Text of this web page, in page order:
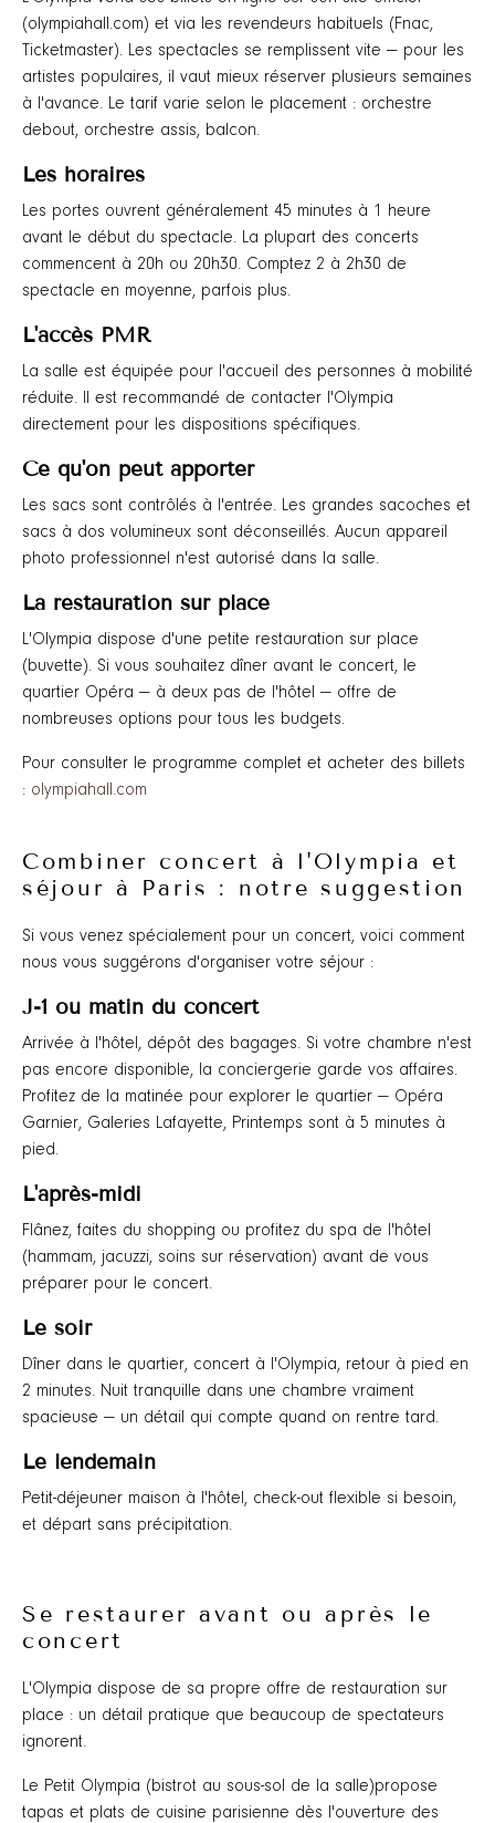
(olympiahall.com) et via les revendeurs habituels (Fnac,
Ticketmaster). Les spectacles se remplissent vite — pour les
artistes populaires, il vaut mieux réserver plusieurs semaines
à l'avance. Le tarif varie selon le placement : orchestre
debout, orchestre assis, balcon.
Les horaires
Les portes ouvrent généralement 45 minutes à 1 heure
avant le début du spectacle. La plupart des concerts
commencent à 20h ou 20h30. Comptez 2 à 2h30 de
spectacle en moyenne, parfois plus.
L'accès PMR
La salle est équipée pour l'accueil des personnes à mobilité
réduite. Il est recommandé de contacter l'Olympia
directement pour les dispositions spécifiques.
Ce qu'on peut apporter
Les sacs sont contrôlés à l'entrée. Les grandes sacoches et
sacs à dos volumineux sont déconseillés. Aucun appareil
photo professionnel n'est autorisé dans la salle.
La restauration sur place
L'Olympia dispose d'une petite restauration sur place
(buvette). Si vous souhaitez dîner avant le concert, le
quartier Opéra — à deux pas de l'hôtel — offre de
nombreuses options pour tous les budgets.
Pour consulter le programme complet et acheter des billets
: olympiahall.com
Combiner concert à l'Olympia et
séjour à Paris : notre suggestion
Si vous venez spécialement pour un concert, voici comment
nous vous suggérons d'organiser votre séjour :
J-1 ou matin du concert
Arrivée à l'hôtel, dépôt des bagages. Si votre chambre n'est
pas encore disponible, la conciergerie garde vos affaires.
Profitez de la matinée pour explorer le quartier — Opéra
Garnier, Galeries Lafayette, Printemps sont à 5 minutes à
pied.
L'après-midi
Flânez, faites du shopping ou profitez du spa de l'hôtel
(hammam, jacuzzi, soins sur réservation) avant de vous
préparer pour le concert.
Le soir
Dîner dans le quartier, concert à l'Olympia, retour à pied en
2 minutes. Nuit tranquille dans une chambre vraiment
spacieuse — un détail qui compte quand on rentre tard.
Le lendemain
Petit-déjeuner maison à l'hôtel, check-out flexible si besoin,
et départ sans précipitation.
Se restaurer avant ou après le
concert
L'Olympia dispose de sa propre offre de restauration sur
place : un détail pratique que beaucoup de spectateurs
ignorent.
Le Petit Olympia (bistrot au sous-sol de la salle)propose
tapas et plats de cuisine parisienne dès l'ouverture des